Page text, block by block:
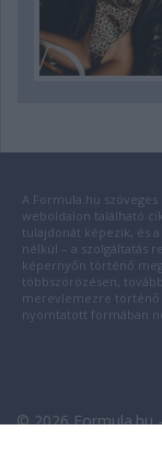
A Formula.hu
weboldalon található
tulajdonát képezik, és
nélkül – a szolgáltatás
képernyőn történő
többszörözésen,
merevlemezre történő
nyomtatott formában
© 2026